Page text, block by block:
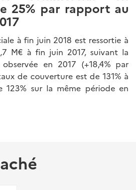
25% par rapport au
à fin juin 2018 est ressortie à
M€ à fin juin 2017, suivant la
en 2017 (+18,4% par
de couverture est de 131% à
123% sur la même période en